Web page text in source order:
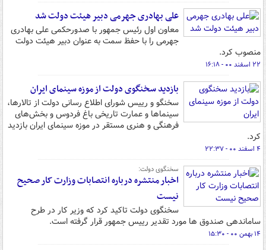
علی بهادری جهرمی دبیر هیئت دولت شد
معاون اول رئیس جمهور با صدورحکمی علی بهادری
جهرمی را با حفظ سمت به عنوان دبیر هیئت دولت
منصوب کرد.
۲۲ اسفند ۰۰ - ۱۶:۱۸
بازدید سخنگوی دولت از موزه سینمای ایران
سخنگو و رییس شورای اطلاع رسانی دولت از تالارها،
سینماها و عمارت تاریخی باغ فردوس و بخش‌های
فرهنگی و هنری مستقر در موزه سینمای ایران بازدید
کرد.
۴ اسفند ۰۰ - ۲۲:۳۷
سخنگوی دولت:
اخبار منتشره درباره انتصابات وزارت کار صحیح
نیست
سخنگوی دولت تاکید کرد که وزیر کار در طرح
ساماندهی صندوق ها مورد تقدیر رییس جمهور قرار گرفته است.
۱۴ بهمن ۰۰ - ۱۵:۳۰